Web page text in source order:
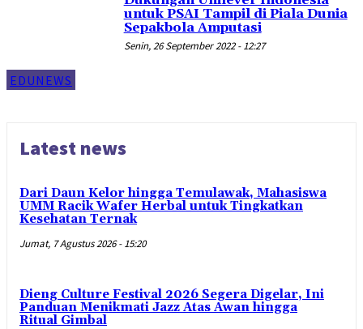
EDUNEWS
untuk PSAI Tampil di Piala Dunia
Sepakbola Amputasi
Senin, 26 September 2022 - 12:27
Latest news
Dari Daun Kelor hingga Temulawak, Mahasiswa
UMM Racik Wafer Herbal untuk Tingkatkan
Kesehatan Ternak
Jumat, 7 Agustus 2026 - 15:20
Dieng Culture Festival 2026 Segera Digelar, Ini
Panduan Menikmati Jazz Atas Awan hingga
Ritual Gimbal